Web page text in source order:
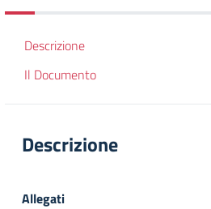
Descrizione
Il Documento
Descrizione
Allegati